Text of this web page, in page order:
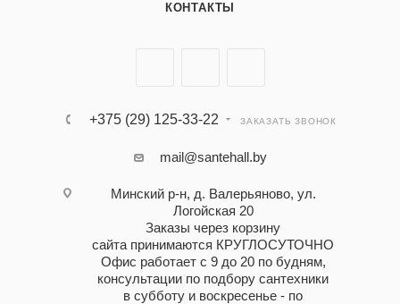
КОНТАКТЫ
+375 (29) 125-33-22 ЗАКАЗАТЬ ЗВОНОК
mail@santehall.by
Минский р-н, д. Валерьяново, ул.
Логойская 20
Заказы через корзину
сайта принимаются КРУГЛОСУТОЧНО
Офис работает с 9 до 20 по будням,
консультации по подбору сантехники
в субботу и воскресенье - по